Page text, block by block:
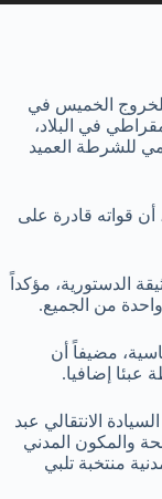
للخروج الخميس في
في البلاد،
للشرطة العميد
أن قواته قادرة على
الدستورية، مؤكداً
من الجميع.
مضيفاً أن
عبئا إضافيا.
الانتقالي عبد
والمكون المدني
منتخبة تلبي